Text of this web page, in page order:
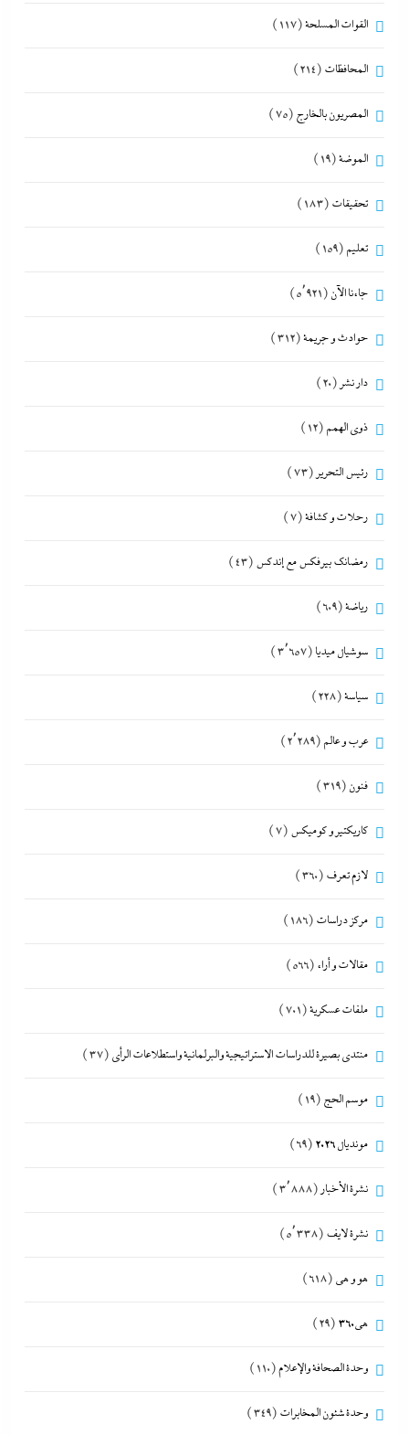
القوات المسلحة(117)
المحافظات (214)
المصريون بالخارج (75)
الموضة(19)
تحقيقات (183)
تعليم (159)
جاءنا الآن (5٬921)
حوادث و جريمة(312)
دار نشر (20)
ذوى الهمم (12)
رئيس التحرير (73)
رحلات و كشافة(7)
رمضانك بيرفكس مع إندكس (43)
رياضة(609)
سوشيال ميديا (3٬657)
سياسة(228)
عرب و عالم (2٬289)
فنون (319)
كاريكتير و كوميكس (7)
لازم تعرف (360)
مركز دراسات (186)
مقالات و أراء (566)
ملفات عسكرية(701)
منتدى بصيرة للدراسات الاستراتيجية والبرلمانية واستطلاعات الرأى (37)
موسم الحج (19)
مونديال 2026 (69)
نشرة الأخبار (3٬888)
نشرة لايف (5٬338)
هو و هي (618)
هى360 (29)
وحدة الصحافة والإعلام(110)
وحدة شئون المخابرات (349)